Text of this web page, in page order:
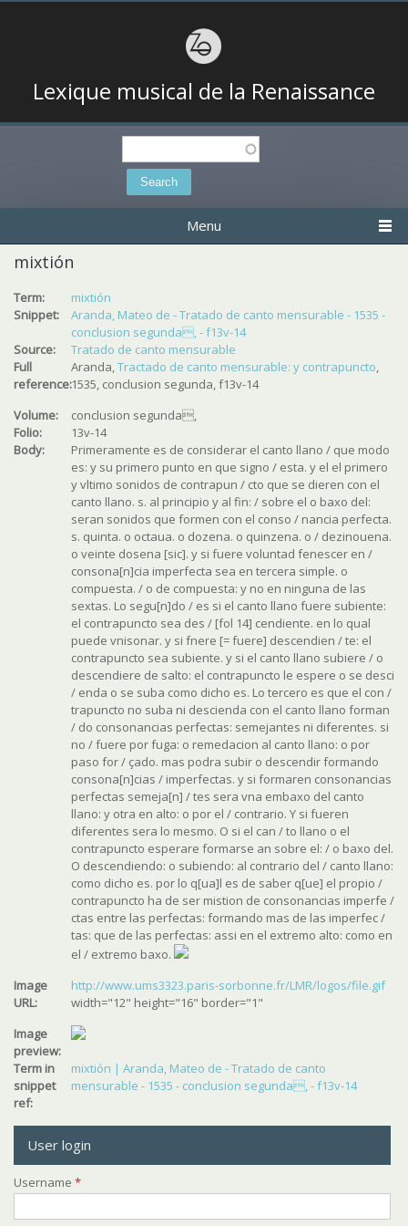
Lexique musical de la Renaissance
Search
Menu
mixtión
Term:
mixtión
Snippet:
Aranda, Mateo de - Tratado de canto mensurable - 1535 -
conclusion segunda, - f13v-14
Source:
Tratado de canto mensurable
Full
reference:
Aranda,Tractado de canto mensurable: y contrapuncto,
1535, conclusion segunda, f13v-14
Volume:
conclusion segunda,
Folio:
13v-14
Body:
Primeramente es de considerar el canto llano / que modo
es: y su primero punto en que signo / esta. y el el primero
y vltimo sonidos de contrapun / cto que se dieren con el
canto llano. s. al principio y al fin: / sobre el o baxo del:
seran sonidos que formen con el conso / nancia perfecta.
s. quinta. o octaua. o dozena. o quinzena. o / dezinouena.
o veinte dosena [sic]. y si fuere voluntad fenescer en /
consona[n]cia imperfecta sea en tercera simple. o
compuesta. / o de compuesta: y no en ninguna de las
sextas. Lo segu[n]do / es si el canto llano fuere subiente:
el contrapuncto sea des / [fol 14] cendiente. en lo qual
puede vnisonar. y si fnere [= fuere] descendien / te: el
contrapuncto sea subiente. y si el canto llano subiere / o
descendiere de salto: el contrapuncto le espere o se desci
/ enda o se suba como dicho es. Lo tercero es que el con /
trapuncto no suba ni descienda con el canto llano forman
/ do consonancias perfectas: semejantes ni diferentes. si
no / fuere por fuga: o remedacion al canto llano: o por
paso for / çado. mas podra subir o descendir formando
consona[n]cias / imperfectas. y si formaren consonancias
perfectas semeja[n] / tes sera vna embaxo del canto
llano: y otra en alto: o por el / contrario. Y si fueren
diferentes sera lo mesmo. O si el can / to llano o el
contrapuncto esperare formarse an sobre el: / o baxo del.
O descendiendo: o subiendo: al contrario del / canto llano:
como dicho es. por lo q[ua]l es de saber q[ue] el propio /
contrapuncto ha de ser mistion de consonancias imperfe /
ctas entre las perfectas: formando mas de las imperfec /
tas: que de las perfectas: assi en el extremo alto: como en
el / extremo baxo.
Image
URL:
http://www.ums3323.paris-sorbonne.fr/LMR/logos/file.gif
width="12" height="16" border="1"
Image
preview:
Term in
snippet
ref:
mixtión | Aranda, Mateo de - Tratado de canto
mensurable - 1535 - conclusion segunda, - f13v-14
User login
Username *